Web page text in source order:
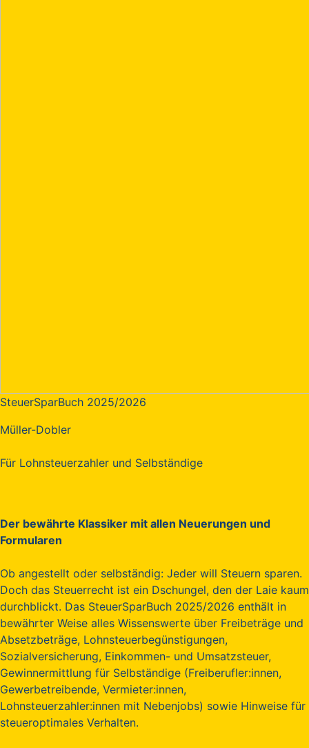
SteuerSparBuch 2025/2026
Müller-Dobler
Für Lohnsteuerzahler und Selbständige
Der bewährte Klassiker mit allen Neuerungen und
Formularen
Ob angestellt oder selbständig: Jeder will Steuern sparen.
Doch das Steuerrecht ist ein Dschungel, den der Laie kaum
durchblickt. Das SteuerSparBuch 2025/2026 enthält in
bewährter Weise alles Wissenswerte über Freibeträge und
Absetzbeträge, Lohnsteuerbegünstigungen,
Sozialversicherung, Einkommen- und Umsatzsteuer,
Gewinnermittlung für Selbständige (Freiberufler:innen,
Gewerbetreibende, Vermieter:innen,
Lohnsteuerzahler:innen mit Nebenjobs) sowie Hinweise für
steueroptimales Verhalten.